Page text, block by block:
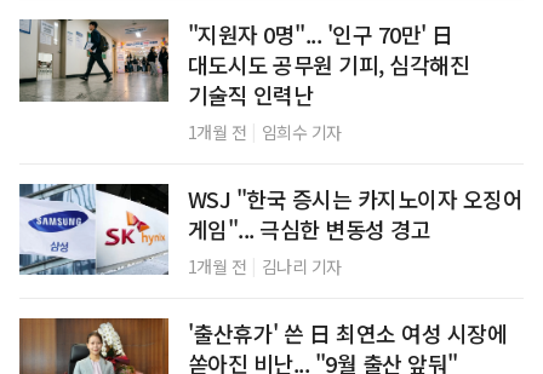
"지원자 0명"... '인구 70만' 日
대도시도 공무원 기피, 심각해진
기술직 인력난
1개월 전 임희수 기자
WSJ "한국 증시는 카지노이자 오징어
게임"... 극심한 변동성 경고
1개월 전 김나리 기자
'출산휴가' 쓴 日 최연소 여성 시장에
쏟아진 비난... "9월 출산 앞둬"